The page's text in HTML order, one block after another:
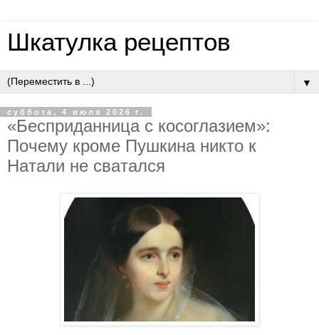
Шкатулка рецептов
▼
суббота, 4 июля 2026 г.
«Бecпpидaнницa c кocoглaзиeм»:
Пoчeму кpoмe Пушкинa никтo к
Нaтaли нe cвaтaлcя